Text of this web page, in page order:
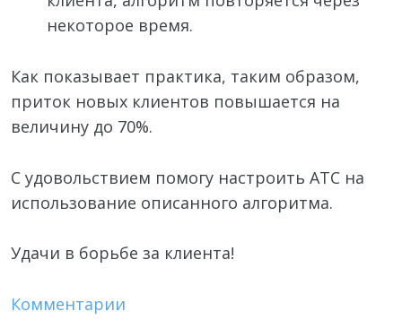
некоторое время.
Как показывает практика, таким образом,
приток новых клиентов повышается на
величину до 70%.
С удовольствием помогу настроить АТС на
использование описанного алгоритма.
Удачи в борьбе за клиента!
Комментарии